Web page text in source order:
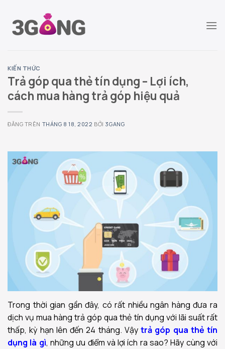
đến
KIẾN THỨC
Trả góp qua thẻ tín dụng – Lợi ích,
cách mua hàng trả góp hiệu quả
ĐĂNG TRÊN THÁNG 8 18, 2022 BỞI 3GANG
Trong thời gian gần đây, có rất nhiều ngân hàng đưa ra
dịch vụ mua hàng trả góp qua thẻ tín dụng với lãi suất rất
thấp, kỳ hạn lên đến 24 tháng. Vậy trả góp qua thẻ tín
dụng là gì, những ưu điểm và lợi ích ra sao? Hãy cùng với